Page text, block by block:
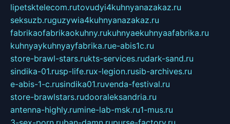
lipetsktelecom.rutovudyi4kuhnyanazakaz.ru
seksuzb.ruguzywia4kuhnyanazakaz.ru
fabrikaofabrikaokuhny.rukuhnyaekuhnyaafabrika.ru
kuhnyaykuhnyayfabrika.rue-abis1c.ru
store-brawl-stars.rukts-services.rudark-sand.ru
sindika-01.rusp-life.rux-legion.rusib-archives.ru
e-abis-1-c.rusindika01.ruvenda-festival.ru
store-brawlstars.rudooraleksandria.ru
antenna-highly.rumine-lab-msk.ru1-mus.ru